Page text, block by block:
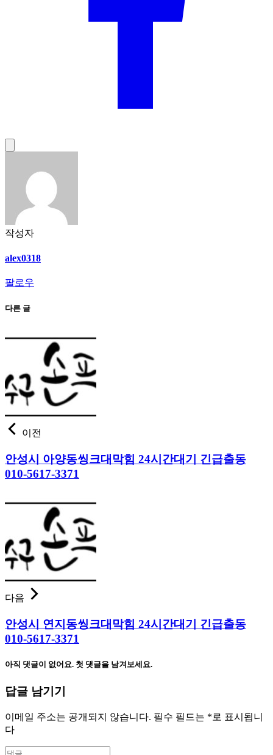
작성자
alex0318
팔로우
다른 글
이전
안성시 아양동씽크대막힘 24시간대기 긴급출동
010-5617-3371
다음
안성시 연지동씽크대막힘 24시간대기 긴급출동
010-5617-3371
아직 댓글이 없어요. 첫 댓글을 남겨보세요.
답글 남기기
이메일 주소는 공개되지 않습니다. 필수 필드는 *로 표시됩니
다